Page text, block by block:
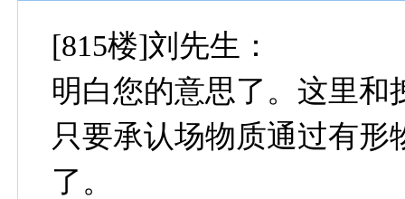
[815楼]刘先生：
明白您的意思了。这里和
只要承认场物质通过有
了。